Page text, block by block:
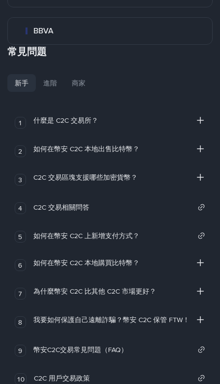
BBVA
常見問題
新手 進階 商家
1 什麼是 C2C 交易所？
2 如何在幣安 C2C 本地出售比特幣？
3 C2C 交易區塊支援哪些加密貨幣？
4 C2C 交易相關問答
5 如何在幣安 C2C 上新增支付方式？
6 如何在幣安 C2C 本地購買比特幣？
7 為什麼幣安 C2C 比其他 C2C 市場更好？
8 我要如何保護自己遠離詐騙？幣安 C2C 保管 FTW！
9 幣安C2C交易常見問題（FAQ）
10 C2C 用戶交易政策